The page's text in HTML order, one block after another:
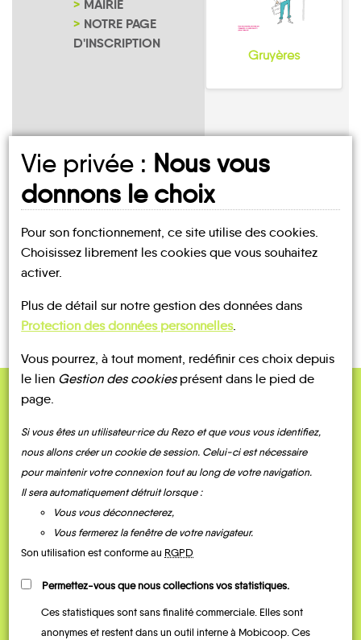
MAIRIE
NOTRE PAGE
D'INSCRIPTION
Gruyères
UN AVIS, UN TÉMOIGNAGE
À PARTAGER ?
QUELQUES
Témoignages
Je vais bosser en train, mais le
Vie privée : Nous vous
donnons le choix
Pour son fonctionnement, ce site utilise des cookies.
Choisissez librement les cookies que vous souhaitez
activer.
Plus de détail sur notre gestion des données dans
Protection des données personnelles.
Vous pourrez, à tout moment, redéfinir ces choix depuis
le lien Gestion des cookiesprésent dans le pied de
page.
Si vous êtes un utilisateur·rice du Rezo et que vous vous identifiez,
nous allons créer un cookie de session. Celui-ci est nécessaire
pour maintenir votre connexion tout au long de votre navigation.
Il sera automatiquement détruit lorsque :
Vous vous déconnecterez,
Vous fermerez la fenêtre de votre navigateur.
Son utilisation est conforme au RGPD
Permettez-vous que nous collections vos statistiques.
Ces statistiques sont sans finalité commerciale. Elles sont
anonymes et restent dans un outil interne à Mobicoop. Ces